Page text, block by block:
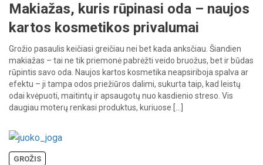
Makiažas, kuris rūpinasi oda – naujos
kartos kosmetikos privalumai
Grožio pasaulis keičiasi greičiau nei bet kada anksčiau. Šiandien
makiažas – tai ne tik priemonė pabrėžti veido bruožus, bet ir būdas
rūpintis savo oda. Naujos kartos kosmetika neapsiriboja spalva ar
efektu – ji tampa odos priežiūros dalimi, sukurta taip, kad leistų
odai kvėpuoti, maitintų ir apsaugotų nuo kasdienio streso. Vis
daugiau moterų renkasi produktus, kuriuose […]
GROŽIS